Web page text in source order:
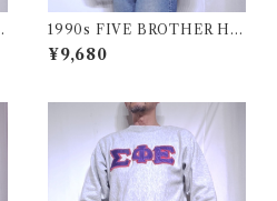
1990s FIVE BROTHER He
avy Flannel Shirt CHAMOI
S CLOTH Black USA / ファ
¥9,680